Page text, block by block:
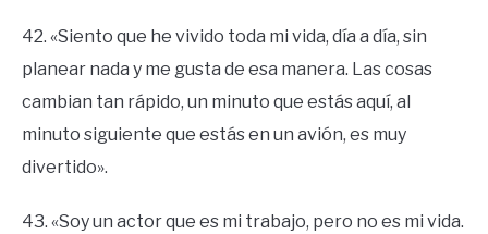
42. «Siento que he vivido toda mi vida, día a día, sin
planear nada y me gusta de esa manera. Las cosas
cambian tan rápido, un minuto que estás aquí, al
minuto siguiente que estás en un avión, es muy
divertido».
43. «Soy un actor que es mi trabajo, pero no es mi vida.